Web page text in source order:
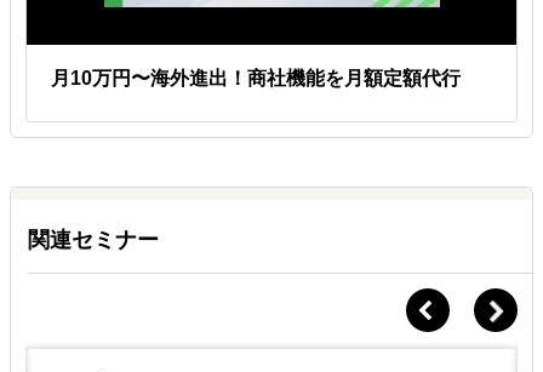
月10万円〜海外進出！商社機能を月額定額代行
関連セミナー